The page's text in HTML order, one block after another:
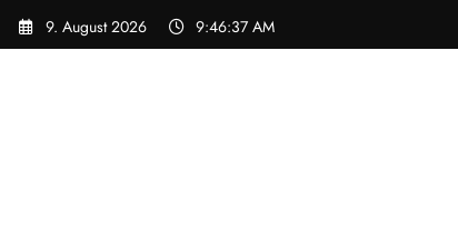
9. August 2026 9:46:39 AM